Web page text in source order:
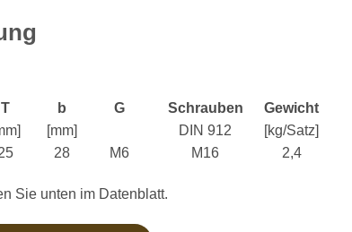
T
b
[mm]
28
G
M6
Schrauben
DIN 912
M16
Gewicht
[kg/Satz]
2,4
Sie unten im Datenblatt.